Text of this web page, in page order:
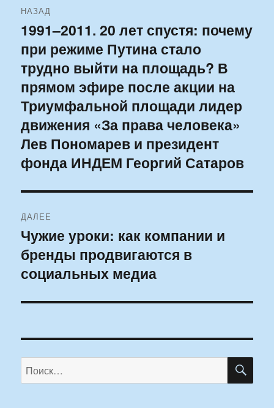
по
записям
НАЗАД
Предыдущая
запись:
1991–2011. 20 лет спустя: почему
при режиме Путина стало
трудно выйти на площадь? В
прямом эфире после акции на
Триумфальной площади лидер
движения «За права человека»
Лев Пономарев и президент
фонда ИНДЕМ Георгий Сатаров
ДАЛЕЕ
Следующая
запись:
Чужие уроки: как компании и
бренды продвигаются в
социальных медиа
Искать: